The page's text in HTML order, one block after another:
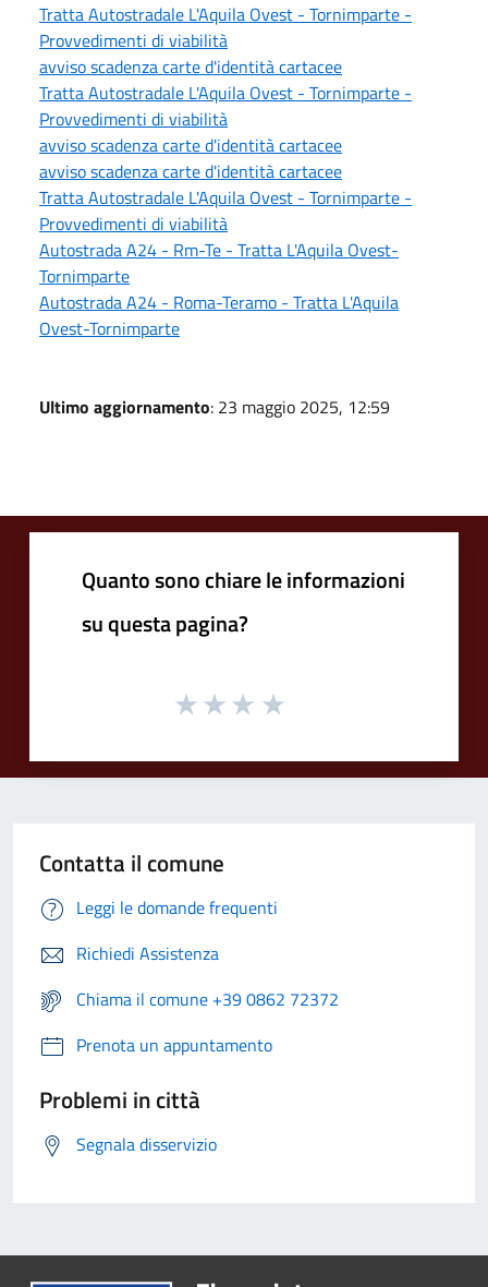
Tratta Autostradale L'Aquila Ovest - Tornimparte -
Provvedimenti di viabilità
avviso scadenza carte d'identità cartacee
Tratta Autostradale L'Aquila Ovest - Tornimparte -
Provvedimenti di viabilità
avviso scadenza carte d'identità cartacee
avviso scadenza carte d'identità cartacee
Tratta Autostradale L'Aquila Ovest - Tornimparte -
Provvedimenti di viabilità
Autostrada A24 - Rm-Te - Tratta L'Aquila Ovest-
Tornimparte
Autostrada A24 - Roma-Teramo - Tratta L'Aquila
Ovest-Tornimparte
Ultimo aggiornamento: 23 maggio 2025, 12:59
Quanto sono chiare le informazioni
su questa pagina?
Contatta il comune
Leggi le domande frequenti
Richiedi Assistenza
Chiama il comune +39 0862 72372
Prenota un appuntamento
Problemi in città
Segnala disservizio